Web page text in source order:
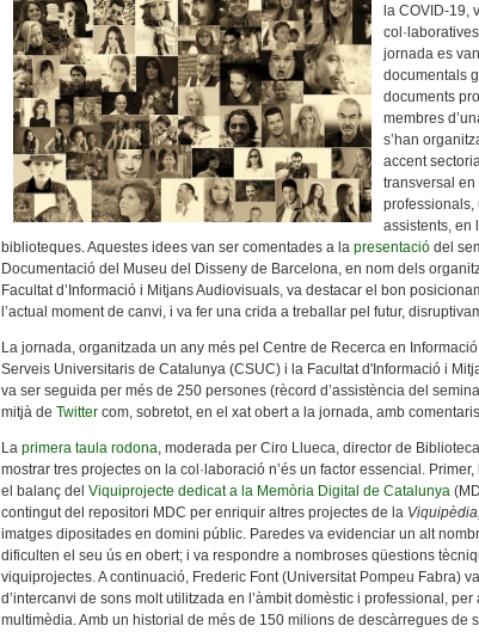
la COVID-19,
jornada es
documentals
documents
membres
s’han
accent
transversal
professionals,
assistents, en
biblioteques. Aquestes idees van ser comentades a la presentació del
Documentació del Museu del Disseny de Barcelona, en nom dels
Facultat d’Informació i Mitjans Audiovisuals, va destacar el bon
l’actual moment de canvi, i va fer una crida a treballar pel futur,
La jornada, organitzada un any més pel Centre de Recerca en
Serveis Universitaris de Catalunya (CSUC) i la Facultat d'Informació i
va ser seguida per més de 250 persones (rècord d’assistència del
mitjà de Twitter com, sobretot, en el xat obert a la jornada, amb
La primera taula rodona, moderada per Ciro Llueca, director de
mostrar tres projectes on la col·laboració n’és un factor essencial.
el balanç del Viquiprojecte dedicat a la Memòria Digital de Catalunya
contingut del repositori MDC per enriquir altres projectes de la Viquipèdia,
imatges dipositades en domini públic. Paredes va evidenciar un alt
dificulten el seu ús en obert; i va respondre a nombroses qüestions
viquiprojectes. A continuació, Frederic Font (Universitat Pompeu Fabra)
d’intercanvi de sons molt utilitzada en l’àmbit domèstic i professional,
multimèdia. Amb un historial de més de 150 milions de descàrregues de